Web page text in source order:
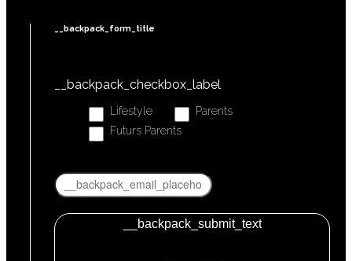
__backpack_form_title
__backpack_checkbox_label
Lifestyle
Parents
Futurs Parents
__backpack_submit_text